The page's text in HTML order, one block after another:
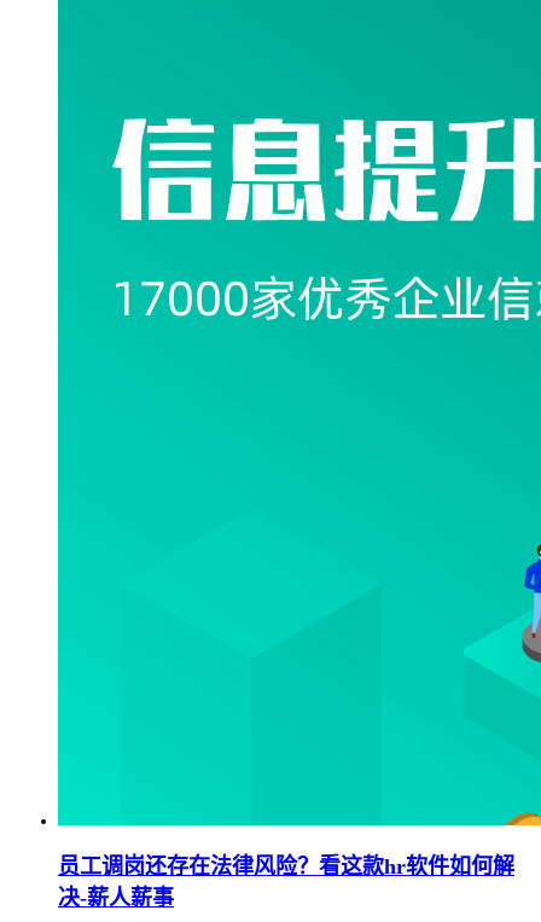
员工调岗还存在法律风险？看这款hr软件如何解
决-薪人薪事